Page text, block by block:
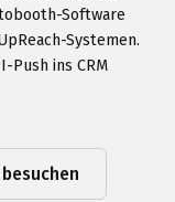
Software
Systemen.
Push ins CRM